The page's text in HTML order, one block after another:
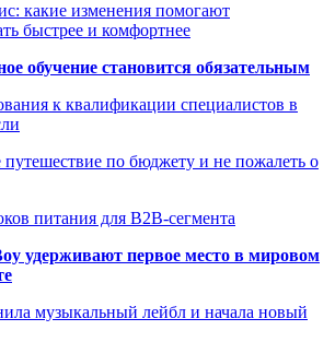
какие изменения помогают
быстрее и комфортнее
обучение становится обязательным
к квалификации специалистов в
путешествие по бюджету и не пожалеть о
питания для B2B-сегмента
удерживают первое место в мировом
музыкальный лейбл и начала новый